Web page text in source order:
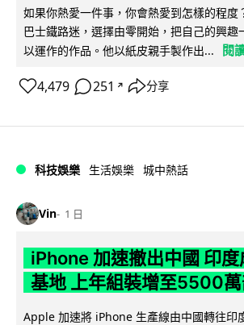
如果你熱愛一件事，你會熱愛到怎樣的程度
巴士鐵路迷，選擇由零開始，把自己的興趣
以運作的作品。他以紙皮親手製作出...
閱
4,479 251 ↗ 分享
科技娛樂 生活娛樂 城中熱話
Vin 1 日
iPhone 加速撤出中國 印
基地 上年組裝增至5500
Apple 加速將 iPhone 生產線由中國轉往印